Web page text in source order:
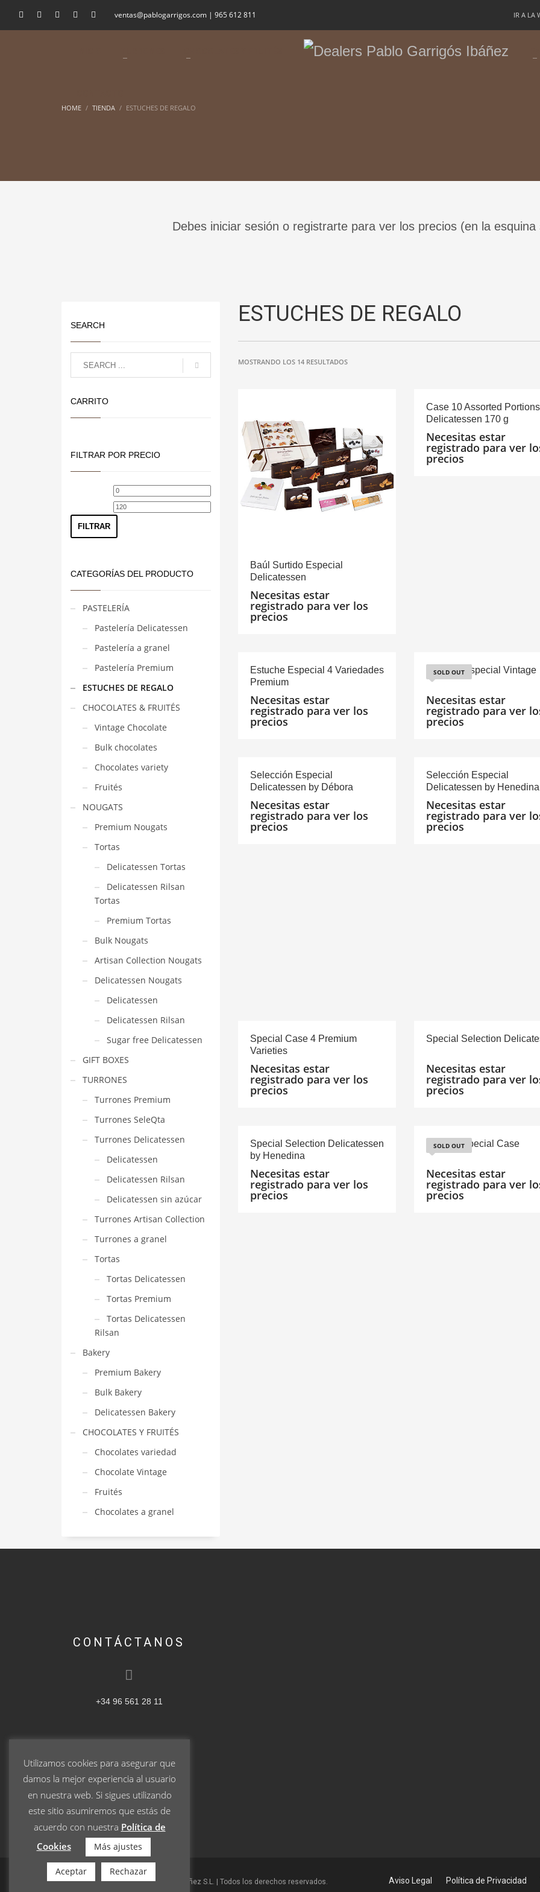
ventas@pablogarrigos.com | 965 612 811 IR A LA
HOME TIENDA ESTUCHES DE REGALO
Debes iniciar sesión o registrarte para ver los precios (en la
ESTUCHES DE REGALO
MOSTRANDO LOS 14 RESULTADOS
Baúl Surtido Especial
Delicatessen
Necesitas estar
registrado para ver los
precios
Case 10 Assorted Portions
Delicatessen 170 g
Necesitas estar
registrado para ver
precios
Estuche Especial 4 Variedades
Premium
Necesitas estar
registrado para ver los
precios
SOLD OUT
Estuche Especial Vintage
Necesitas estar
registrado para ver
precios
Selección Especial
Delicatessen by Débora
Necesitas estar
registrado para ver los
precios
Selección Especial
Delicatessen by Henedina
Necesitas estar
registrado para ver
precios
Special Case 4 Premium
Varieties
Necesitas estar
registrado para ver los
precios
Special Selection
Necesitas estar
registrado para ver
precios
Special Selection Delicatessen
by Henedina
Necesitas estar
registrado para ver los
precios
SOLD OUT
Vintage Special Case
Necesitas estar
registrado para ver
precios
SEARCH
CARRITO
FILTRAR POR PRECIO
Precio
mínimo
FILTRAR
CATEGORÍAS DEL PRODUCTO
PASTELERÍA
Pastelería Delicatessen
Pastelería a granel
Pastelería Premium
ESTUCHES DE REGALO
CHOCOLATES & FRUITÉS
Vintage Chocolate
Bulk chocolates
Chocolates variety
Fruités
NOUGATS
Premium Nougats
Tortas
Delicatessen Tortas
Delicatessen Rilsan
Tortas
Premium Tortas
Bulk Nougats
Artisan Collection Nougats
Delicatessen Nougats
Delicatessen
Delicatessen Rilsan
Sugar free Delicatessen
GIFT BOXES
TURRONES
Turrones Premium
Turrones SeleQta
Turrones Delicatessen
Delicatessen
Delicatessen Rilsan
Delicatessen sin azúcar
Turrones Artisan Collection
Turrones a granel
Tortas
Tortas Delicatessen
Tortas Premium
Tortas Delicatessen
Rilsan
Bakery
Premium Bakery
Bulk Bakery
Delicatessen Bakery
CHOCOLATES Y FRUITÉS
Chocolates variedad
Chocolate Vintage
Fruités
Chocolates a granel
CONTÁCTANOS
+34 96 561 28 11
ventas@pablogarrigos.com
© 2023 Turrones Pablo Garrigós Ibáñez S.L. | Todos los derechos reservados. Aviso Legal Política de Privacidad
Utilizamos cookies para asegurar que
damos la mejor experiencia al usuario
en nuestra web. Si sigues utilizando
este sitio asumiremos que estás de
acuerdo con nuestra Política de
Cookies
Más ajustes
Aceptar Rechazar